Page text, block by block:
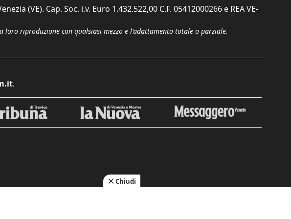
(VE). Cap. Soc. i.v. Euro 1.432.522,00 C.F. 05412000266 e REA VE-
riproduzione con qualsiasi mezzo e l'adattamento totale o parziale.
.
Chiudi